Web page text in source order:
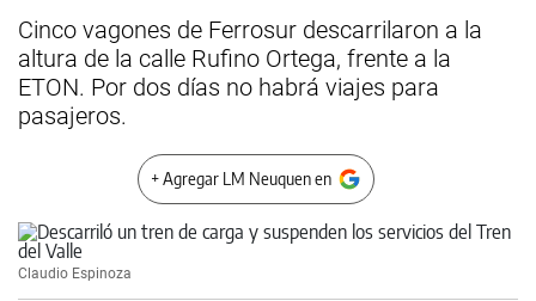
Cinco vagones de Ferrosur descarrilaron a la
altura de la calle Rufino Ortega, frente a la
ETON. Por dos días no habrá viajes para
pasajeros.
+ Agregar LM Neuquen en
Claudio Espinoza